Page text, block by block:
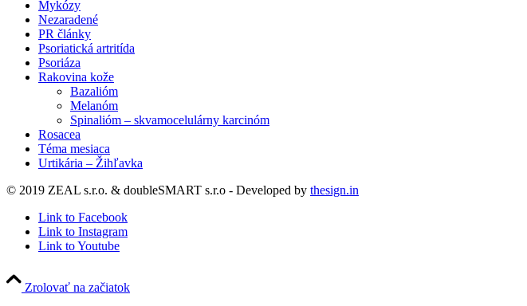
Mykózy
Nezaradené
PR články
Psoriatická artritída
Psoriáza
Rakovina kože
Bazalióm
Melanóm
Spinalióm – skvamocelulárny karcinóm
Rosacea
Téma mesiaca
Urtikária – Žihľavka
© 2019 ZEAL s.r.o. & doubleSMART s.r.o - Developed by thesign.in
Link to Facebook
Link to Instagram
Link to Youtube
Zrolovať na začiatok